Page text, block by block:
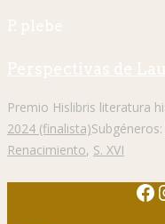
P. plebe
Perspectivas de
Premio Hislibris literatura
2024 (finalista)Subgéneros:
Renacimiento, S. XVI